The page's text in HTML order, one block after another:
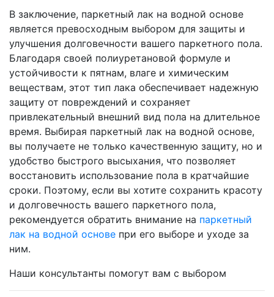
В заключение, паркетный лак на водной основе
является превосходным выбором для защиты и
улучшения долговечности вашего паркетного пола.
Благодаря своей полиуретановой формуле и
устойчивости к пятнам, влаге и химическим
веществам, этот тип лака обеспечивает надежную
защиту от повреждений и сохраняет
привлекательный внешний вид пола на длительное
время. Выбирая паркетный лак на водной основе,
вы получаете не только качественную защиту, но и
удобство быстрого высыхания, что позволяет
восстановить использование пола в кратчайшие
сроки. Поэтому, если вы хотите сохранить красоту
и долговечность вашего паркетного пола,
рекомендуется обратить внимание на паркетный
лак на водной основе при его выборе и уходе за
ним.
Наши консультанты помогут вам с выбором